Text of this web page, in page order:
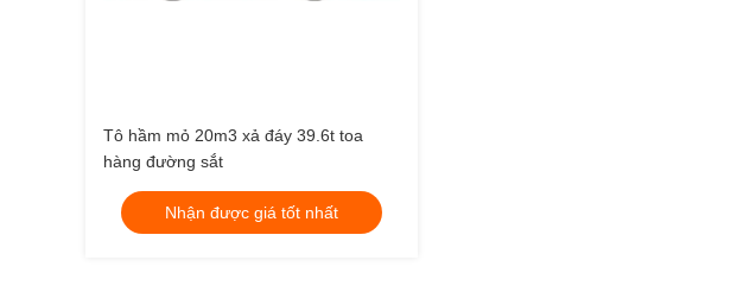
Tô hầm mỏ 20m3 xả đáy 39.6t toa
hàng đường sắt
Nhận được giá tốt nhất